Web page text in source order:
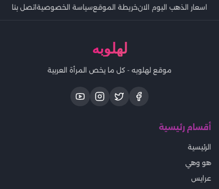
اسعار الذهب اليوم الانخريطة الموقعسياسة الخصوصيةاتصل بنا
لهلوبه
موقع لهلوبه - كل ما يخص المرأة العربية
أقسام رئيسية
الرئيسية
هو وهي
عرايس